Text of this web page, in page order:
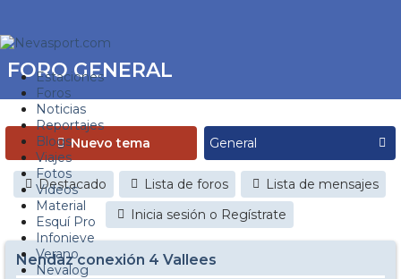
Estaciones
Foros
Noticias
Reportajes
Blogs
Viajes
Fotos
Videos
Material
Esquí Pro
Infonieve
Verano
Nevalog
FORO GENERAL
Nuevo tema
Destacado Lista de foros
Lista de mensajes
Inicia sesión o Regístrate
Nendaz conexión 4 Vallees